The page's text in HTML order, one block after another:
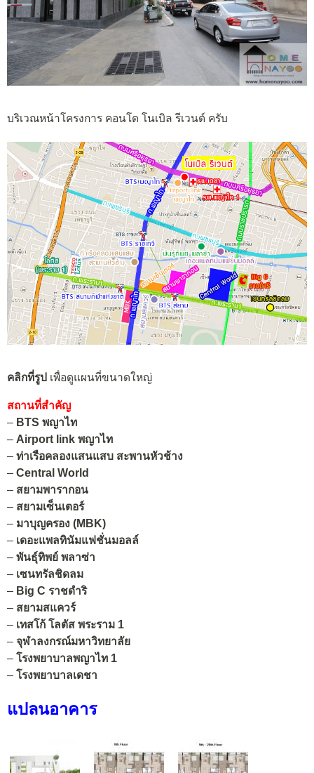
บริเวณหน้าโครงการ คอนโด โนเบิล รีเวนต์ ครับ
คลิกที่รูป เพื่อดูแผนที่ขนาดใหญ่
สถานที่สำคัญ
– BTS พญาไท
– Airport link พญาไท
– ท่าเรือคลองแสนแสบ สะพานหัวช้าง
– Central World
– สยามพารากอน
– สยามเซ็นเตอร์
– มาบุญครอง (MBK)
– เดอะแพลทินัมแฟชั่นมอลล์
– พันธุ์ทิพย์ พลาซ่า
– เซนทรัลชิดลม
– Big C ราชดำริ
– สยามสแควร์
– เทสโก้ โลตัส พระราม 1
– จุฬาลงกรณ์มหาวิทยาลัย
– โรงพยาบาลพญาไท 1
– โรงพยาบาลเดชา
แปลนอาคาร